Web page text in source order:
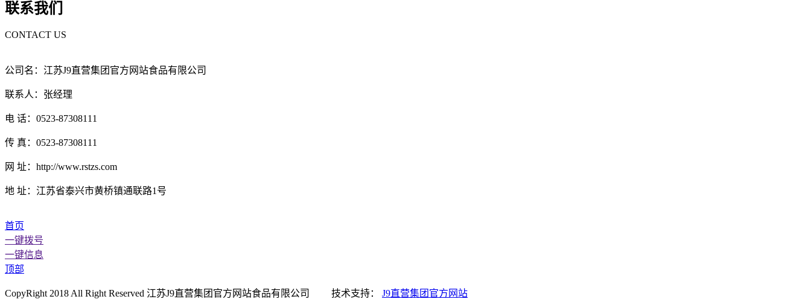
联系我们
CONTACT US
公司名：江苏J9直营集团官方网站食品有限公司
联系人：张经理
电 话：0523-87308111
传 真：0523-87308111
网 址：http://www.rstzs.com
地 址：江苏省泰兴市黄桥镇通联路1号
首页
一键拨号
一键信息
顶部
CopyRight 2018 All Right Reserved 江苏J9直营集团官方网站食品有限公司 技术支持： J9直营集团官方网站